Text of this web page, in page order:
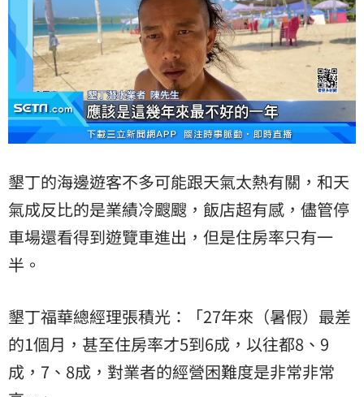
墾丁的海邊遊客不多可能跟天氣太熱有關，和天
氣成反比的是業績冷颼颼，飯店超有感，儘管停
車場還看得到遊覽車進出，但是住房率只有一
半。
墾丁福華總經理張積光：「27年來（暑假）最差
的1個月，甚至住房率才5到6成，以往都8、9
成，7、8成，對業者的經營困難度是非常非常